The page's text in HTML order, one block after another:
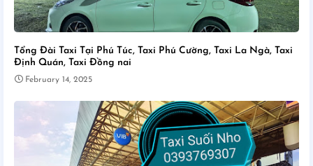
Tổng Đài Taxi Tại Phú Túc, Taxi Phú Cường, Taxi La Ngà, Taxi
Định Quán, Taxi Đồng nai
February 14, 2025